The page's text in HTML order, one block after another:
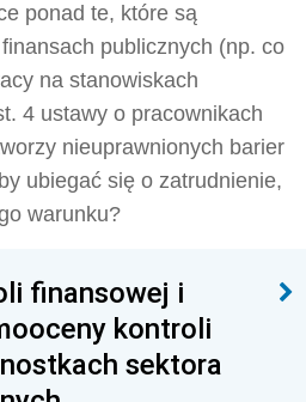
ponad te, które są
publicznych (np. co
na stanowiskach
4 ustawy o pracownikach
nieuprawnionych barier
ubiegać się o zatrudnienie,
warunku?
finansowej i
kontroli
sektora